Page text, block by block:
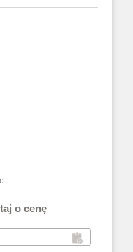
o cenę